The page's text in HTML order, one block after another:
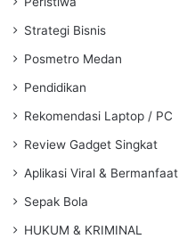
Strategi Bisnis
Posmetro Medan
Pendidikan
Rekomendasi Laptop / PC
Review Gadget Singkat
Aplikasi Viral & Bermanfaat
Sepak Bola
HUKUM & KRIMINAL